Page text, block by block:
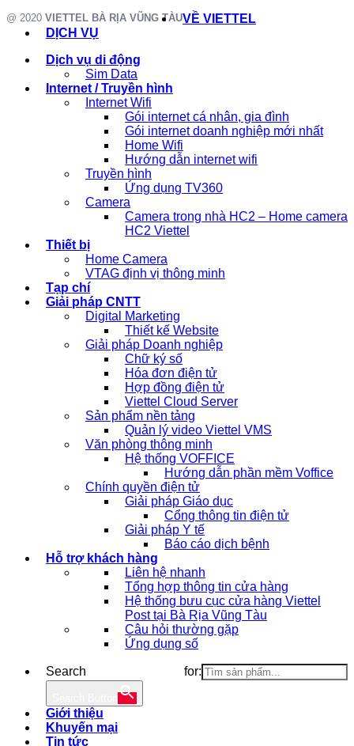
@ 2020 VIETTEL BÀ RỊA VŨNG TÀUVỀ VIETTEL
DỊCH VỤ
Dịch vụ di động
Sim Data
Internet / Truyền hình
Internet Wifi
Gói internet cá nhân, gia đình
Gói internet doanh nghiệp mới nhất
Home Wifi
Hướng dẫn internet wifi
Truyền hình
Ứng dụng TV360
Camera
Camera trong nhà HC2 – Home camera
HC2 Viettel
Thiết bị
Home Camera
VTAG định vị thông minh
Tạp chí
Giải pháp CNTT
Digital Marketing
Thiết kế Website
Giải pháp Doanh nghiệp
Chữ ký số
Hóa đơn điện tử
Hợp đồng điện tử
Viettel Cloud Server
Sản phẩm nền tảng
Quản lý video Viettel VMS
Văn phòng thông minh
Hệ thống VOFFICE
Hướng dẫn phần mềm Voffice
Chính quyền điện tử
Giải pháp Giáo dục
Cổng thông tin điện tử
Giải pháp Y tế
Báo cáo dịch bệnh
Hỗ trợ khách hàng
Liên hệ nhanh
Tổng hợp thông tin cửa hàng
Hệ thống bưu cục cửa hàng Viettel
Post tại Bà Rịa Vũng Tàu
Câu hỏi thường gặp
Ứng dụng số
Search for:
Giới thiệu
Khuyến mại
Tin tức